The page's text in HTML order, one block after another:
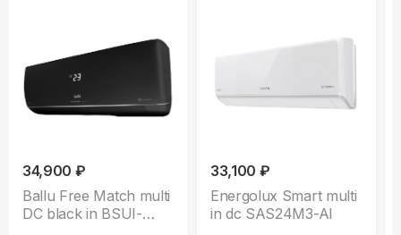
34,900 ₽
Ballu Free Match multi
DC black in BSUI-
33,100 ₽
Energolux Smart multi
in dc SAS24M3-AI